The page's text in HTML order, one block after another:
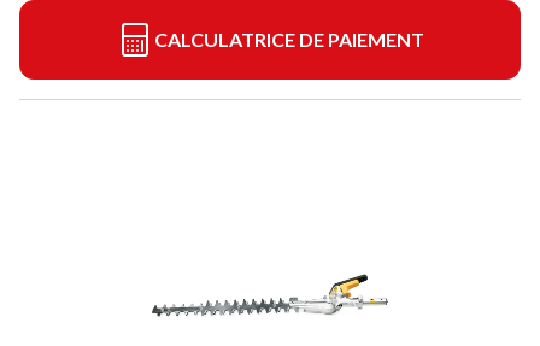
CALCULATRICE DE PAIEMENT